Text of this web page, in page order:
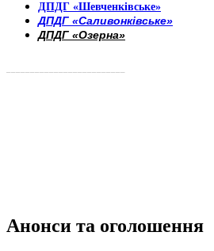
ДПДГ «Шевченківське»
ДПДГ «Саливонківське»
ДПДГ «Озерна»
Анонси та оголошення